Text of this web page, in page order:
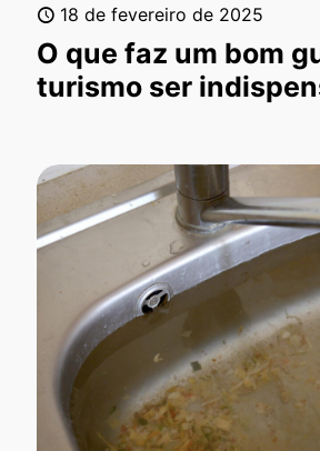
18 de fevereiro de 2025
O que faz um bom
turismo ser